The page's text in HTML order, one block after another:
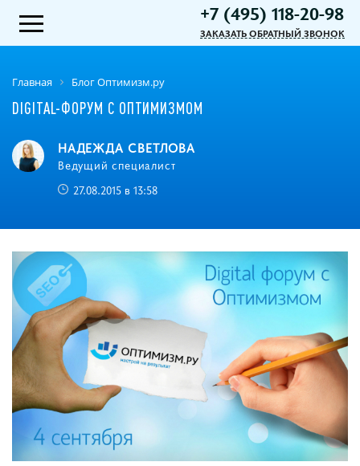
+7 (495) 118-20-98
ЗАКАЗАТЬ ОБРАТНЫЙ ЗВОНОК
Главная Блог Оптимизм.ру
DIGITAL-ФОРУМ С ОПТИМИЗМОМ
НАДЕЖДА СВЕТЛОВА
Ведущий специалист
27.08.2015 в 13:58